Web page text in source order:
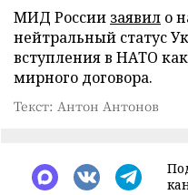
МИД России заявил о
нейтральный статус
вступления в НАТО
мирного договора.
Текст: Антон Антонов